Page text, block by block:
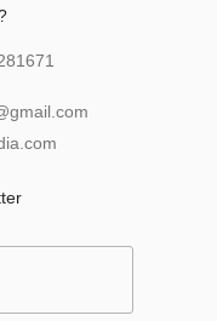
.com